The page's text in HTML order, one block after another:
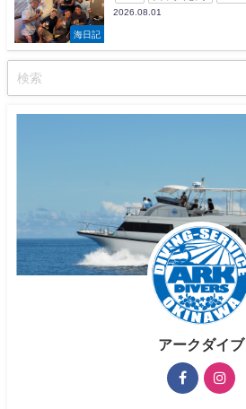
海日記
2026.08.01
アークダイブ